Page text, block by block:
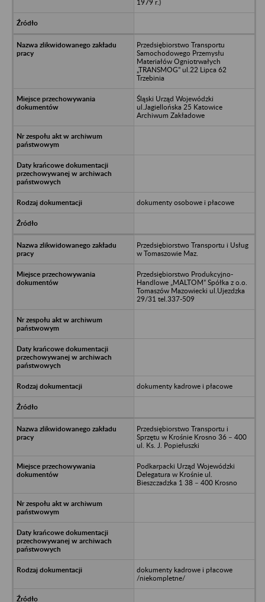
1979 r.)
Przedsiębiorstwo Transportu
Samochodowego Przemysłu
Materiałów Ogniotrwałych
„TRANSMOG” ul.22 Lipca 62
Trzebinia
Śląski Urząd Wojewódzki
ul.Jagiellońska 25 Katowice
Archiwum Zakładowe
dokumenty osobowe i płacowe
Przedsiębiorstwo Transportu i Usług
w Tomaszowie Maz.
Przedsiębiorstwo Produkcyjno-
Handlowe „MALTOM” Spółka z o.o.
Tomaszów Mazowiecki ul.Ujezdzka
29/31 tel.337-509
dokumenty kadrowe i płacowe
Przedsiębiorstwo Transportu i
Sprzętu w Krośnie Krosno 36 – 400
ul. Ks. J. Popiełuszki
Podkarpacki Urząd Wojewódzki
Delegatura w Krośnie ul.
Bieszczadzka 1 38 – 400 Krosno
dokumenty kadrowe i płacowe
/niekompletne/